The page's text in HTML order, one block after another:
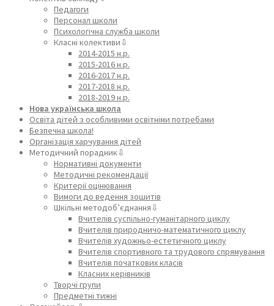
Педагоги
Персонал школи
Психологічна служба школи
Класні колективи⇩
2014-2015 н.р.
2015-2016 н.р.
2016-2017 н.р.
2017-2018 н.р.
2018-2019 н.р.
Нова українська школа
Освіта дітей з особливими освітніми потребами
Безпечна школа!
Організація харчування дітей
Методичний порадник⇩
Нормативні документи
Методичні рекомендації
Критерії оцінювання
Вимоги до ведення зошитів
Шкільні методоб’єднання⇩
Вчителів суспільно-гуманітарного циклу
Вчителів природничо-математичного циклу
Вчителів художньо-естетичного циклу
Вчителів спортивного та трудового спрямування
Вчителів початкових класів
Класних керівників
Творчі групи
Предметні тижні